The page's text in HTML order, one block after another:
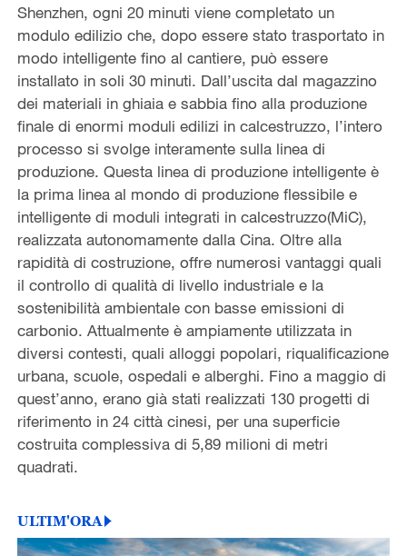
Shenzhen, ogni 20 minuti viene completato un
modulo edilizio che, dopo essere stato trasportato in
modo intelligente fino al cantiere, può essere
installato in soli 30 minuti. Dall’uscita dal magazzino
dei materiali in ghiaia e sabbia fino alla produzione
finale di enormi moduli edilizi in calcestruzzo, l’intero
processo si svolge interamente sulla linea di
produzione. Questa linea di produzione intelligente è
la prima linea al mondo di produzione flessibile e
intelligente di moduli integrati in calcestruzzo(MiC),
realizzata autonomamente dalla Cina. Oltre alla
rapidità di costruzione, offre numerosi vantaggi quali
il controllo di qualità di livello industriale e la
sostenibilità ambientale con basse emissioni di
carbonio. Attualmente è ampiamente utilizzata in
diversi contesti, quali alloggi popolari, riqualificazione
urbana, scuole, ospedali e alberghi. Fino a maggio di
quest’anno, erano già stati realizzati 130 progetti di
riferimento in 24 città cinesi, per una superficie
costruita complessiva di 5,89 milioni di metri
quadrati.
ULTIM'ORA